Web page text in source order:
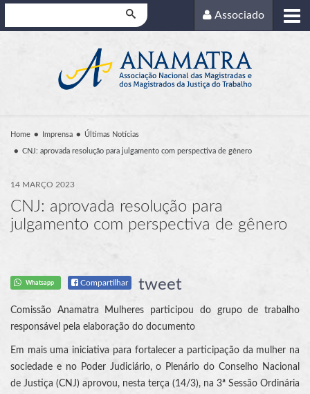
Associado
Home Imprensa Últimas Notícias
CNJ: aprovada resolução para julgamento com perspectiva de gênero
14 MARÇO 2023
CNJ: aprovada resolução para
julgamento com perspectiva de gênero
Whatsapp Compartilhar tweet
Comissão Anamatra Mulheres participou do grupo de trabalho
responsável pela elaboração do documento
Em mais uma iniciativa para fortalecer a participação da mulher na
sociedade e no Poder Judiciário, o Plenário do Conselho Nacional
de Justiça (CNJ) aprovou, nesta terça (14/3), na 3ª Sessão Ordinária